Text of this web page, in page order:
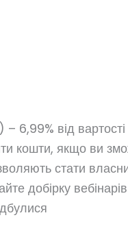
6,99% від вартості
кошти, якщо ви
стати
добірку